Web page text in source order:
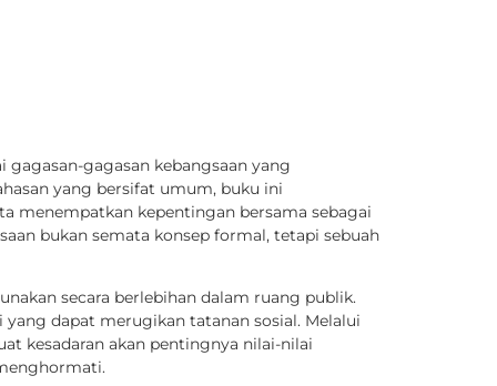
gagasan kebangsaan yang
yang bersifat umum, buku ini
menempatkan kepentingan bersama sebagai
bukan semata konsep formal, tetapi sebuah
secara berlebihan dalam ruang publik.
dapat merugikan tatanan sosial. Melalui
kesadaran akan pentingnya nilai-nilai